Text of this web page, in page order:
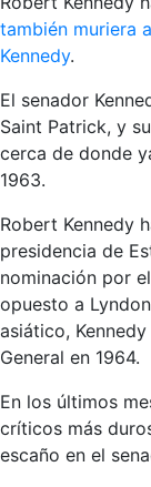
también muriera
Kennedy.
El senador
Saint Patrick, y
cerca de donde
1963.
Robert Kennedy
presidencia de
nominación por
opuesto a
asiático,
General en 1964.
En los últimos
críticos más
escaño en el